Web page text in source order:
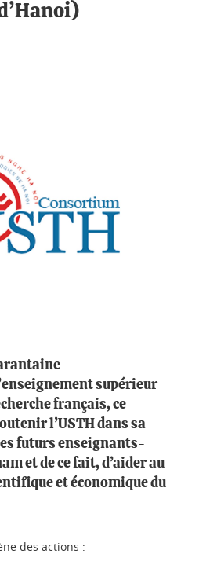
supérieur
français, ce
l’USTH dans sa
futurs enseignants-
et de ce fait, d’aider au
et économique du
des actions :